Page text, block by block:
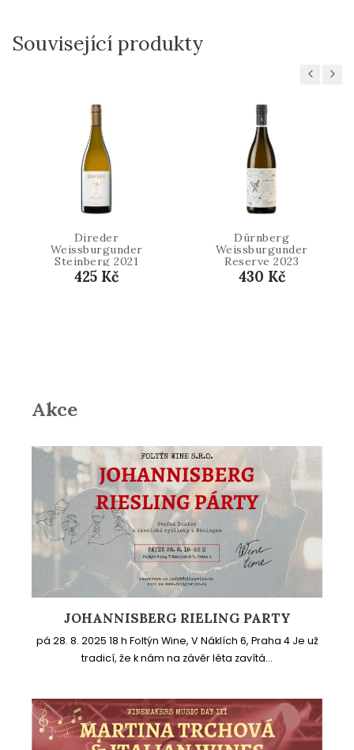
Související produkty
Previous
Direder
Weissburgunder
Steinberg 2021
425 Kč
Dürnberg
Weissburgunder
Reserve 2023
430 Kč
Next
Akce
JOHANNISBERG RIELING PARTY
pá 28. 8. 2025 18 h Foltýn Wine, V Náklích 6, Praha 4 Je už
tradicí, že k nám na závěr léta zavítá...